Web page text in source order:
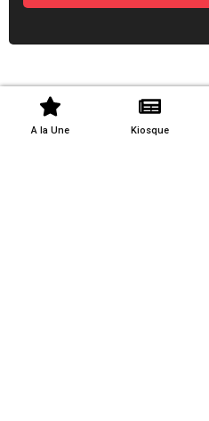
A la Une Kiosque